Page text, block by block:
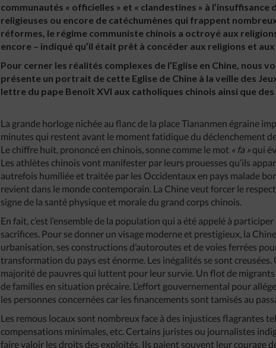
communautés « officielles » et « clandestines » à
religieuses ou encore de catéchumènes qui frappent
réformes, le régime communiste chinois a octroyé aux
encore – indiqué qu’il était prêt à concéder aux religions et
Pour cerner les réalités complexes de l’Eglise en Chine, nous
présente un portrait de cette Eglise de Chine à la veille des
lettre du pape Benoît XVI aux catholiques chinois ainsi que
La grande horloge nichée au flanc de la place Tiananmen égraine
minutes qui restent avant le moment fatidique du déclenchement
Le chiffre huit, prononcé en chinois, sonne comme le mot « fa » qui
Les athlètes chinois vont manifester par leurs prouesses qu’ils
autrefois humiliée et traitée par les Occidentaux en pays malade
revient dans le monde contemporain. La Chine veut forcer le
signe de la santé physique et morale du grand corps chinois.
En fait, c’est l’ensemble de la population qui a été appelé à
sacrifices. Pour se donner un visage moderne et prestigieux, la
urbanisation, ses constructions d’autoroutes et de voies ferrées
transformation du pays est énorme. Les inégalités se sont creusées.
majorité de pauvres qui luttent pour leur survie. Un flot de migrants
de familles en situation précaire. L’effort gouvernemental pour
les personnes concernées car les financements sont tamisés au
Les remous locaux sont nombreux face à des injustices flagrantes
compensations minimales, etc. Certains juristes ou journalistes
faire valoir les droits des exploités. Ils paient souvent leur courage